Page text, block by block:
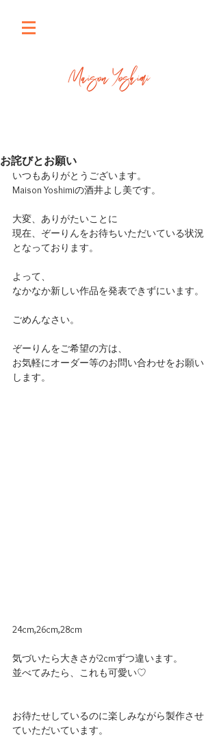
お詫びとお願い
いつもありがとうございます。
Maison Yoshimiの酒井よし美です。
大変、ありがたいことに
現在、ぞーりんをお待ちいただいている状況
となっております。
よって、
なかなか新しい作品を発表できずにいます。
ごめんなさい。
ぞーりんをご希望の方は、
お気軽にオーダー等のお問い合わせをお願い
します。
24cm,26cm,28cm
気づいたら大きさが2cmずつ違います。
並べてみたら、これも可愛い♡
お待たせしているのに楽しみながら製作させ
ていただいています。